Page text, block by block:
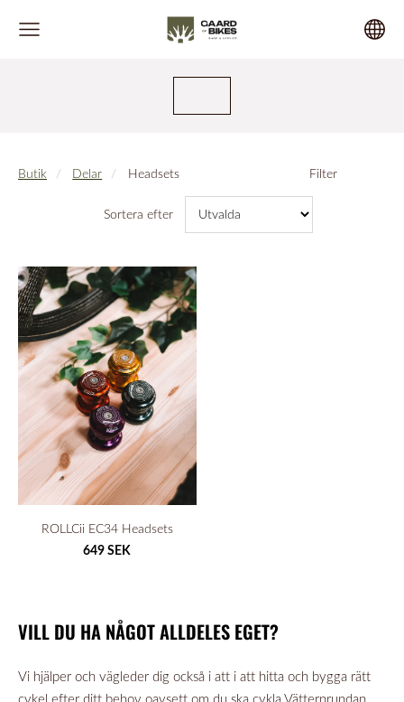
VILL DU HA NÅGOT ALLDELES EGET?
Vi hjälper och vägleder dig också i att i att hitta och bygga rätt
cykel efter ditt behov oavsett om du ska cykla Vätternrundan
Butik Delar Headsets Filter
Sortera efter
ROLLCii EC34 Headsets
649 SEK